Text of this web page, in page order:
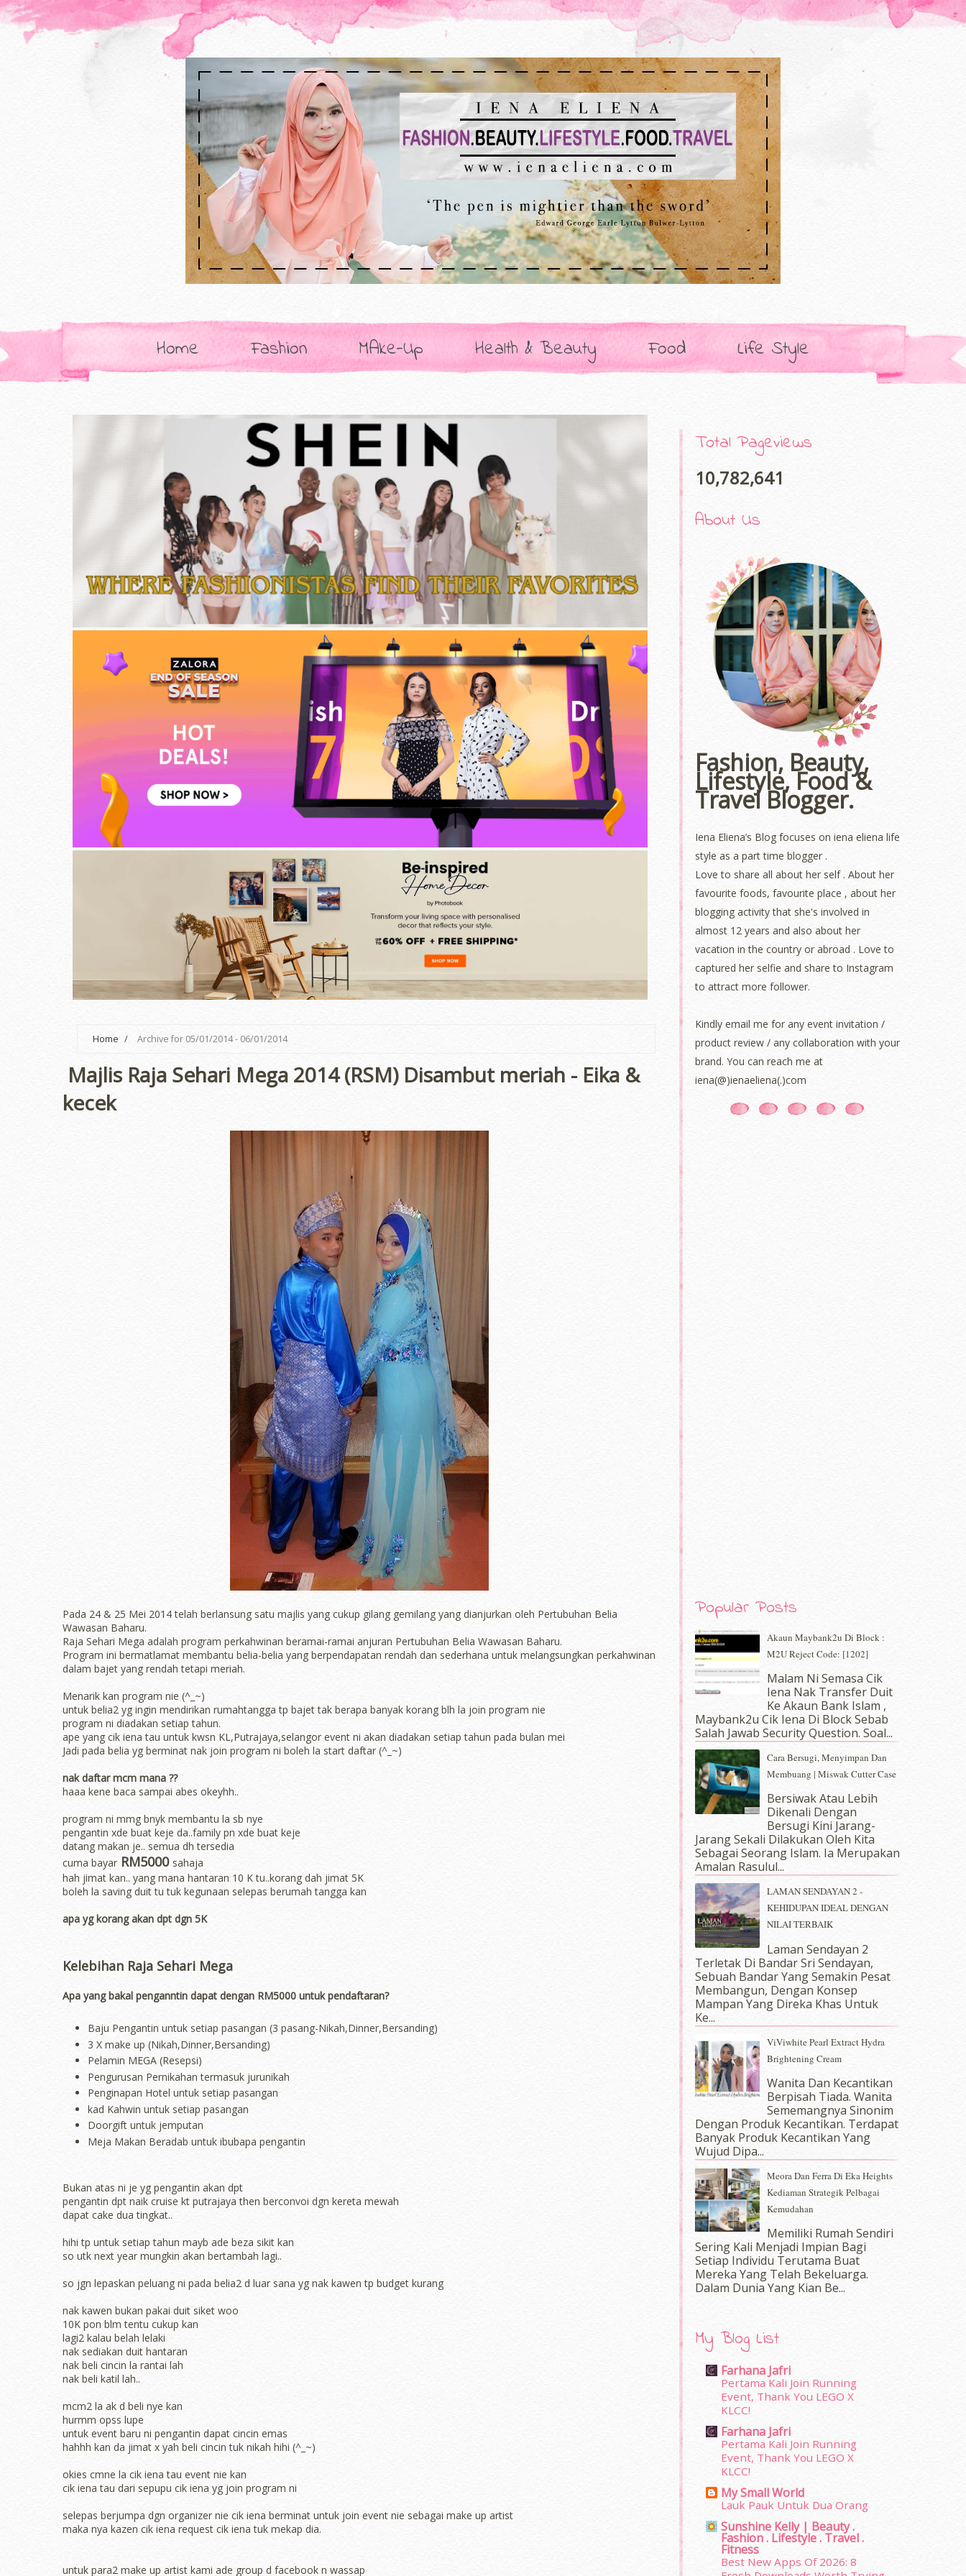
Home Fashion MAke-Up Health & Beauty Food Life Style
Home / Archive for 05/01/2014 - 06/01/2014
Majlis Raja Sehari Mega 2014 (RSM) Disambut meriah - Eika &
kecek
Pada 24 & 25 Mei 2014 telah berlansung satu majlis yang cukup gilang gemilang yang dianjurkan oleh Pertubuhan Belia
Wawasan Baharu.
Raja Sehari Mega adalah program perkahwinan beramai-ramai anjuran Pertubuhan Belia Wawasan Baharu.
Program ini bermatlamat membantu belia-belia yang berpendapatan rendah dan sederhana untuk melangsungkan perkahwinan
dalam bajet yang rendah tetapi meriah.
Menarik kan program nie (^_~)
untuk belia2 yg ingin mendirikan rumahtangga tp bajet tak berapa banyak korang blh la join program nie
program ni diadakan setiap tahun.
ape yang cik iena tau untuk kwsn KL,Putrajaya,selangor event ni akan diadakan setiap tahun pada bulan mei
Jadi pada belia yg berminat nak join program ni boleh la start daftar (^_~)
nak daftar mcm mana ??
haaa kene baca sampai abes okeyhh..
program ni mmg bnyk membantu la sb nye
pengantin xde buat keje da..family pn xde buat keje
datang makan je.. semua dh tersedia
cuma bayar RM5000 sahaja
hah jimat kan.. yang mana hantaran 10 K tu..korang dah jimat 5K
boleh la saving duit tu tuk kegunaan selepas berumah tangga kan
apa yg korang akan dpt dgn 5K
Kelebihan Raja Sehari Mega
Apa yang bakal penganntin dapat dengan RM5000 untuk pendaftaran?
Baju Pengantin untuk setiap pasangan (3 pasang-Nikah,Dinner,Bersanding)
3 X make up (Nikah,Dinner,Bersanding)
Pelamin MEGA (Resepsi)
Pengurusan Pernikahan termasuk jurunikah
Penginapan Hotel untuk setiap pasangan
kad Kahwin untuk setiap pasangan
Doorgift untuk jemputan
Meja Makan Beradab untuk ibubapa pengantin
Bukan atas ni je yg pengantin akan dpt
pengantin dpt naik cruise kt putrajaya then berconvoi dgn kereta mewah
dapat cake dua tingkat..
hihi tp untuk setiap tahun mayb ade beza sikit kan
so utk next year mungkin akan bertambah lagi..
so jgn lepaskan peluang ni pada belia2 d luar sana yg nak kawen tp budget kurang
nak kawen bukan pakai duit siket woo
10K pon blm tentu cukup kan
lagi2 kalau belah lelaki
nak sediakan duit hantaran
nak beli cincin la rantai lah
nak beli katil lah..
mcm2 la ak d beli nye kan
hurmm opss lupe
untuk event baru ni pengantin dapat cincin emas
hahhh kan da jimat x yah beli cincin tuk nikah hihi (^_~)
okies cmne la cik iena tau event nie kan
cik iena tau dari sepupu cik iena yg join program ni
selepas berjumpa dgn organizer nie cik iena berminat untuk join event nie sebagai make up artist
maka nya kazen cik iena request cik iena tuk mekap dia.
untuk para2 make up artist kami ade group d facebook n wassap
Total Pageviews
10,782,641
About Us
Fashion, Beauty,
Lifestyle, Food &
Travel Blogger.
Iena Eliena’s Blog focuses on iena eliena life
style as a part time blogger .
Love to share all about her self . About her
favourite foods, favourite place , about her
blogging activity that she's involved in
almost 12 years and also about her
vacation in the country or abroad . Love to
captured her selfie and share to Instagram
to attract more follower.
Kindly email me for any event invitation /
product review / any collaboration with your
brand. You can reach me at
iena(@)ienaeliena(.)com
Popular Posts
Akaun Maybank2u Di Block :
M2U Reject Code: [1202]
Malam Ni Semasa Cik
Iena Nak Transfer Duit
Ke Akaun Bank Islam ,
Maybank2u Cik Iena Di Block Sebab
Salah Jawab Security Question. Soal...
Cara Bersugi, Menyimpan Dan
Membuang | Miswak Cutter Case
Bersiwak Atau Lebih
Dikenali Dengan
Bersugi Kini Jarang-
Jarang Sekali Dilakukan Oleh Kita
Sebagai Seorang Islam. Ia Merupakan
Amalan Rasulul...
LAMAN SENDAYAN 2 -
KEHIDUPAN IDEAL DENGAN
NILAI TERBAIK
Laman Sendayan 2
Terletak Di Bandar Sri Sendayan,
Sebuah Bandar Yang Semakin Pesat
Membangun, Dengan Konsep
Mampan Yang Direka Khas Untuk
Ke...
ViViwhite Pearl Extract Hydra
Brightening Cream
Wanita Dan Kecantikan
Berpisah Tiada. Wanita
Sememangnya Sinonim
Dengan Produk Kecantikan. Terdapat
Banyak Produk Kecantikan Yang
Wujud Dipa...
Meora Dan Ferra Di Eka Heights
Kediaman Strategik Pelbagai
Kemudahan
Memiliki Rumah Sendiri
Sering Kali Menjadi Impian Bagi
Setiap Individu Terutama Buat
Mereka Yang Telah Bekeluarga.
Dalam‍ Dunia Yang Kian Be...
My Blog List
Farhana Jafri
Pertama Kali Join Running
Event, Thank You LEGO X
KLCC!
Farhana Jafri
Pertama Kali Join Running
Event, Thank You LEGO X
KLCC!
My Small World
Lauk Pauk Untuk Dua Orang
Sunshine Kelly | Beauty .
Fashion . Lifestyle . Travel .
Fitness
Best New Apps Of 2026: 8